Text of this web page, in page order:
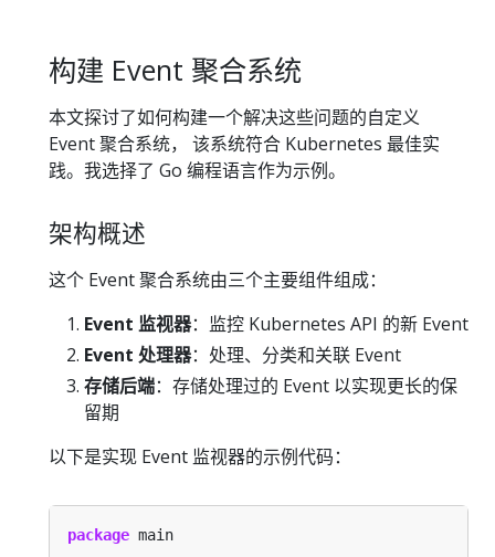
构建 Event 聚合系统
本文探讨了如何构建一个解决这些问题的自定义
Event 聚合系统， 该系统符合 Kubernetes 最佳实
践。我选择了 Go 编程语言作为示例。
架构概述
这个 Event 聚合系统由三个主要组件组成：
Event 监视器：监控 Kubernetes API 的新 Event
Event 处理器：处理、分类和关联 Event
存储后端：存储处理过的 Event 以实现更长的保
留期
以下是实现 Event 监视器的示例代码：
package